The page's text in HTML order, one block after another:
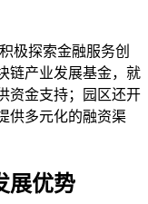
极探索金融服务创
链产业发展基金，就
资金支持；园区还开
供多元化的融资渠
展优势